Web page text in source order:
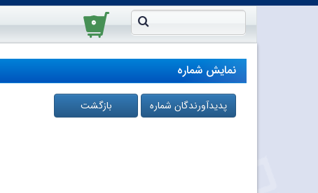
۰
نمایش شماره
پدیدآورندگان شماره بازگشت